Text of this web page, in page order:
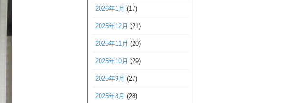
2026年1月 (17)
2025年12月 (21)
2025年11月 (20)
2025年10月 (29)
2025年9月 (27)
2025年8月 (28)